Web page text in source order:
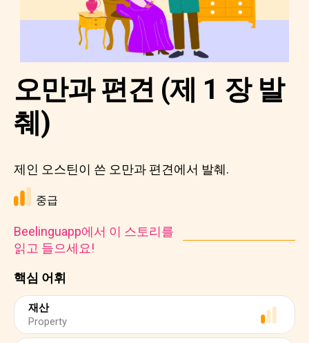
핵심 어휘
재산
Property
오만과 편견 (제 1 장 발
췌)
제인 오스틴이 쓴 오만과 편견에서 발췌.
중급
Beelinguapp에서 이 스토리를
읽고 들으세요!